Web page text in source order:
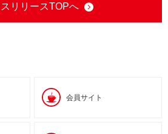
リリースTOPへ
会員サイト